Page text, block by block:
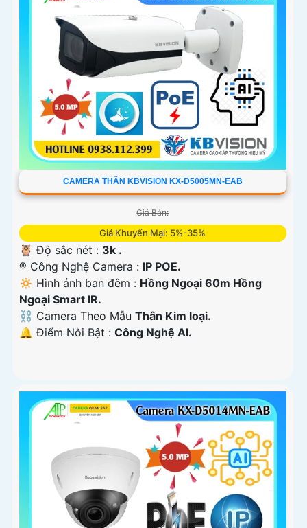
CAMERA THÂN KBVISION KX-D5005MN-EAB
Giá Bán:
Giá Khuyến Mại: 5%-35%
🦉 Độ sắc nét : 3k .
®️ Công Nghệ Camera : IP POE.
🔅 Hình ảnh ban đêm : Hồng Ngoại 60m Hồng
Ngoại Smart IR.
⛓ Camera Theo Mẫu Thân Kim loại.
️🔔 Điểm Nỗi Bật : Công Nghệ AI.